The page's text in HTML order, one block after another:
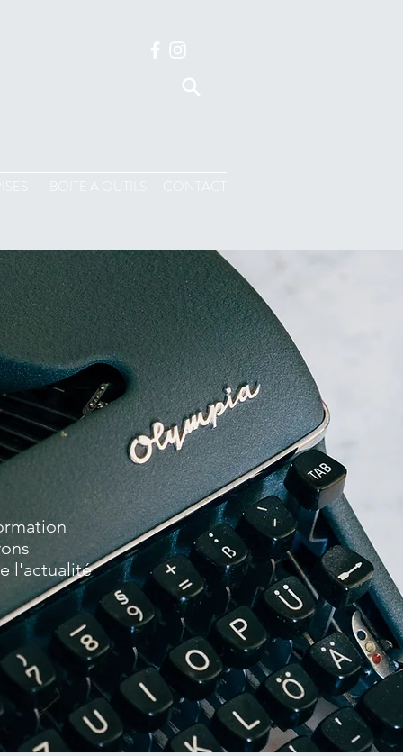
BOITE A OUTILS CONTACT
l'actualité